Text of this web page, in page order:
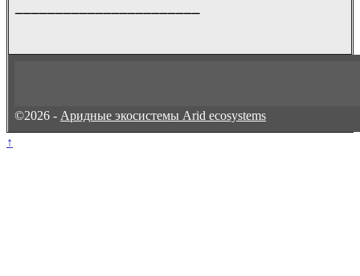
©2026 - Аридные экосистемы Arid ecosystems
↑